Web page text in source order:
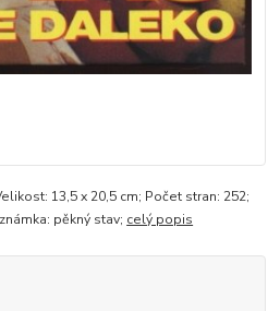
13,5 x 20,5 cm; Počet stran: 252;
pěkný stav; celý popis